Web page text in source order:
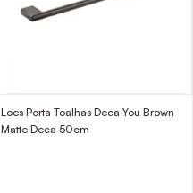
Loes Porta Toalhas Deca You Brown
Matte Deca 50cm